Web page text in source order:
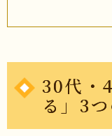
30代・
る」3